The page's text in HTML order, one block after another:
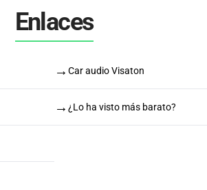
Enlaces
→ Car audio Visaton
→ ¿Lo ha visto más barato?